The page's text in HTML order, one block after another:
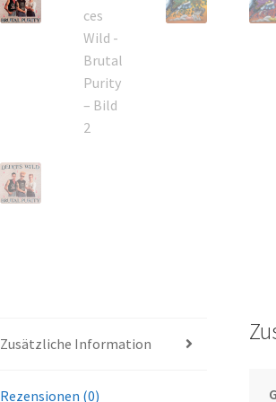
Zusätzliche Information
Rezensionen (0)